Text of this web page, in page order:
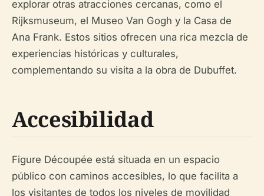
explorar otras atracciones cercanas, como el
Rijksmuseum, el Museo Van Gogh y la Casa de
Ana Frank. Estos sitios ofrecen una rica mezcla de
experiencias históricas y culturales,
complementando su visita a la obra de Dubuffet.
Accesibilidad
Figure Découpée está situada en un espacio
público con caminos accesibles, lo que facilita a
los visitantes de todos los niveles de movilidad